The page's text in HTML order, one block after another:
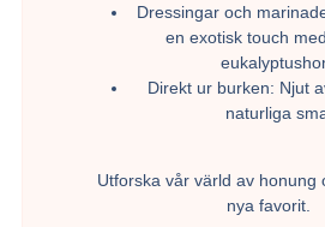
Dressingar och
en exotisk touch
Direkt ur burken: Njut
naturliga
Utforska vår värld av honung
nya favorit.